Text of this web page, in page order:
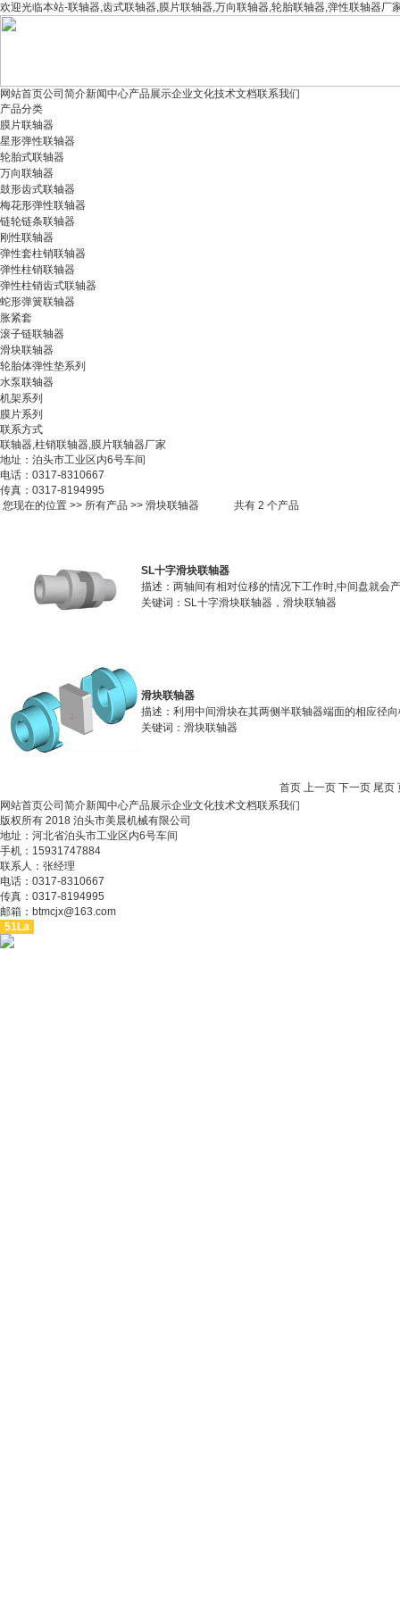
欢迎光临本站-联轴器,齿式联轴器,膜片联轴器,万向联轴器,轮胎联轴器,弹性联轴器厂
网站首页公司简介新闻中心产品展示企业文化技术文档联系我们
产品分类
膜片联轴器
星形弹性联轴器
轮胎式联轴器
万向联轴器
鼓形齿式联轴器
梅花形弹性联轴器
链轮链条联轴器
刚性联轴器
弹性套柱销联轴器
弹性柱销联轴器
弹性柱销齿式联轴器
蛇形弹簧联轴器
胀紧套
滚子链联轴器
滑块联轴器
轮胎体弹性垫系列
水泵联轴器
机架系列
膜片系列
联系方式
联轴器,柱销联轴器,膜片联轴器厂家
地址：泊头市工业区内6号车间
电话：0317-8310667
传真：0317-8194995
您现在的位置 >> 所有产品 >> 滑块联轴器 共有 2 个产品
SL十字滑块联轴器
描述：两轴间有相对位移的情况下工作时,中间盘就会
关键词：SL十字滑块联轴器，滑块联轴器
滑块联轴器
描述：利用中间滑块在其两侧半联轴器端面的相应径
关键词：滑块联轴器
首页 上一页 下一页 尾页
网站首页公司简介新闻中心产品展示企业文化技术文档联系我们
版权所有 2018 泊头市美晨机械有限公司
地址：河北省泊头市工业区内6号车间
手机：15931747884
联系人：张经理
电话：0317-8310667
传真：0317-8194995
邮箱：btmcjx@163.com
51La